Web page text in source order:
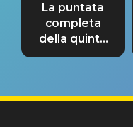
La puntata
completa
della quinta
tappa